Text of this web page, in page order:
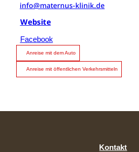
info@maternus-klinik.de
Website
Facebook
Anreise mit dem Auto
Anreise mit öffentlichen Verkehrsmitteln
Kontakt